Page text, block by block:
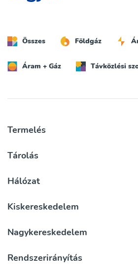
Összes Földgáz
Áram + Gáz Távközlési
Termelés
Tárolás
Hálózat
Kiskereskedelem
Nagykereskedelem
Rendszerirányítás